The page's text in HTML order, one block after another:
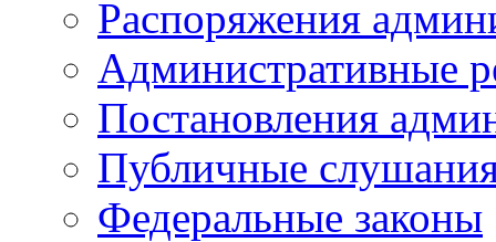
Распоряжения
Административные
Постановления
Публичные
Федеральные законы